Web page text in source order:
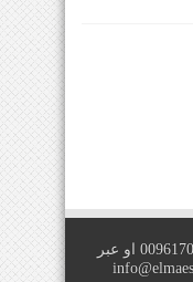
للتواصل معنا عبر الهاتف 0096170950660 او عبر